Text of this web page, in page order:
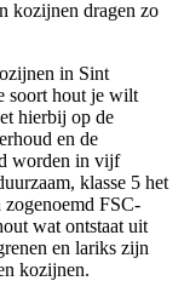
kozijnen dragen zo
in Sint
soort hout je wilt
hierbij op de
en de
worden in vijf
klasse 5 het
FSC-
wat ontstaat uit
en lariks zijn
kozijnen.